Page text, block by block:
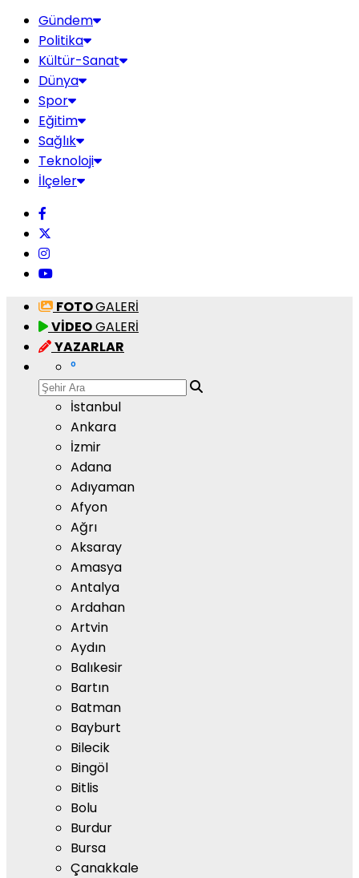
Gündem
Politika
Kültür-Sanat
Dünya
Spor
Eğitim
Sağlık
Teknoloji
İlçeler
FOTOGALERİ
VİDEOGALERİ
YAZARLAR
°
İstanbul
Ankara
İzmir
Adana
Adıyaman
Afyon
Ağrı
Aksaray
Amasya
Antalya
Ardahan
Artvin
Aydın
Balıkesir
Bartın
Batman
Bayburt
Bilecik
Bingöl
Bitlis
Bolu
Burdur
Bursa
Çanakkale